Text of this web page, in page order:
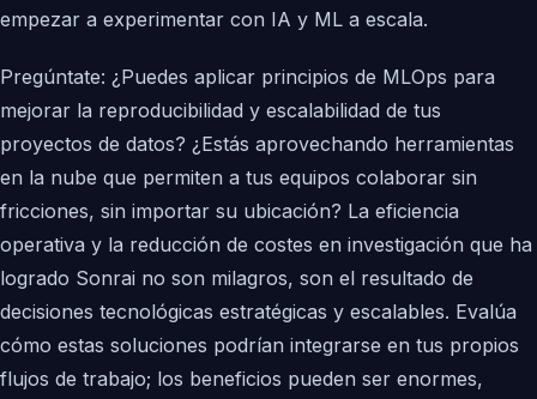
empezar a experimentar con IA y ML a escala.
Pregúntate: ¿Puedes aplicar principios de MLOps para
mejorar la reproducibilidad y escalabilidad de tus
proyectos de datos? ¿Estás aprovechando herramientas
en la nube que permiten a tus equipos colaborar sin
fricciones, sin importar su ubicación? La eficiencia
operativa y la reducción de costes en investigación que ha
logrado Sonrai no son milagros, son el resultado de
decisiones tecnológicas estratégicas y escalables. Evalúa
cómo estas soluciones podrían integrarse en tus propios
flujos de trabajo; los beneficios pueden ser enormes,